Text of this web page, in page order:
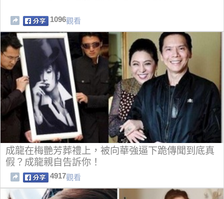
1096觀看
成龍在梅艷芳葬禮上，被向華強逼下跪傳聞到底真
假？成龍親自告訴你！
4917觀看